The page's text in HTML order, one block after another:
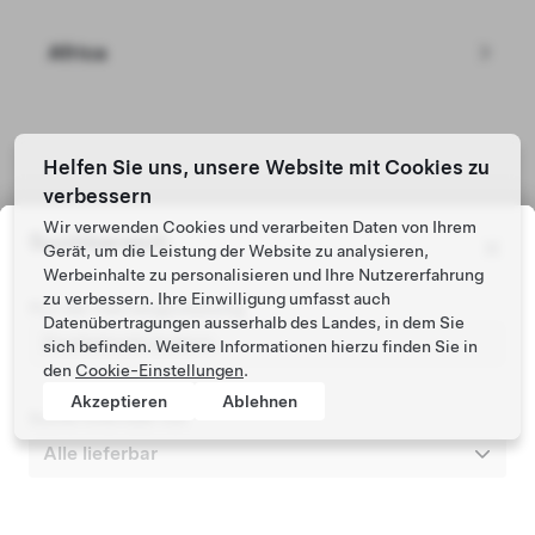
Africa
Tesla © 2026
Suchbereich
PLZ der Fahrzeugzulassung
Helfen Sie uns, unsere Website mit Cookies zu
verbessern
Wir verwenden Cookies und verarbeiten Daten von Ihrem
Gerät, um die Leistung der Website zu analysieren,
Werbeinhalte zu personalisieren und Ihre Nutzererfahrung
zu verbessern. Ihre Einwilligung umfasst auch
Datenübertragungen ausserhalb des Landes, in dem Sie
sich befinden. Weitere Informationen hierzu finden Sie in
den Cookie-Einstellungen.
Akzeptieren
Ablehnen